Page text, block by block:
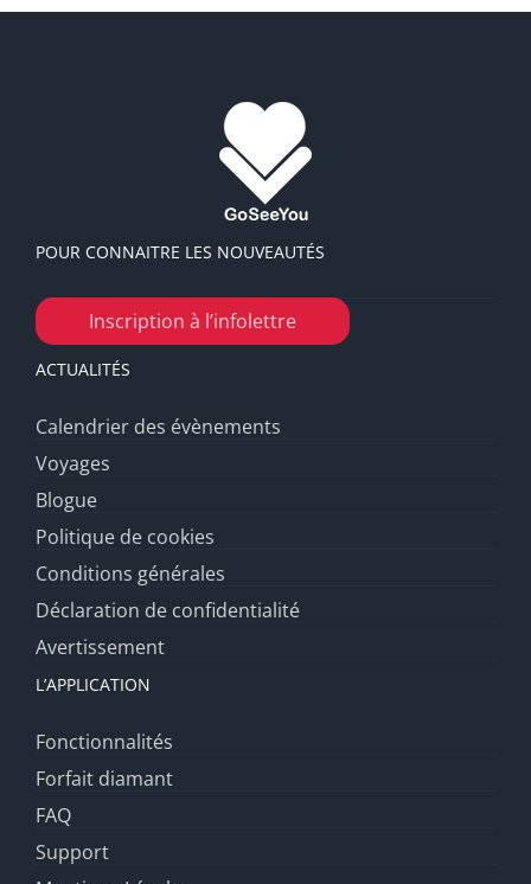
POUR CONNAITRE LES NOUVEAUTÉS
Inscription à l’infolettre
ACTUALITÉS
Calendrier des évènements
Voyages
Blogue
Politique de cookies
Conditions générales
Déclaration de confidentialité
Avertissement
L’APPLICATION
Fonctionnalités
Forfait diamant
FAQ
Support